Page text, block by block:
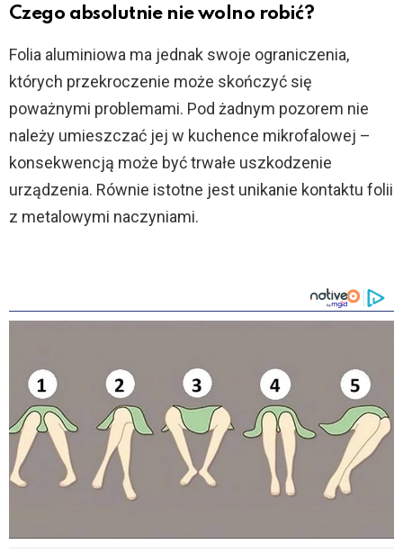
Czego absolutnie nie wolno robić?
Folia aluminiowa ma jednak swoje ograniczenia,
których przekroczenie może skończyć się
poważnymi problemami. Pod żadnym pozorem nie
należy umieszczać jej w kuchence mikrofalowej –
konsekwencją może być trwałe uszkodzenie
urządzenia. Równie istotne jest unikanie kontaktu folii
z metalowymi naczyniami.